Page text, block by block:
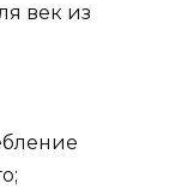
век из